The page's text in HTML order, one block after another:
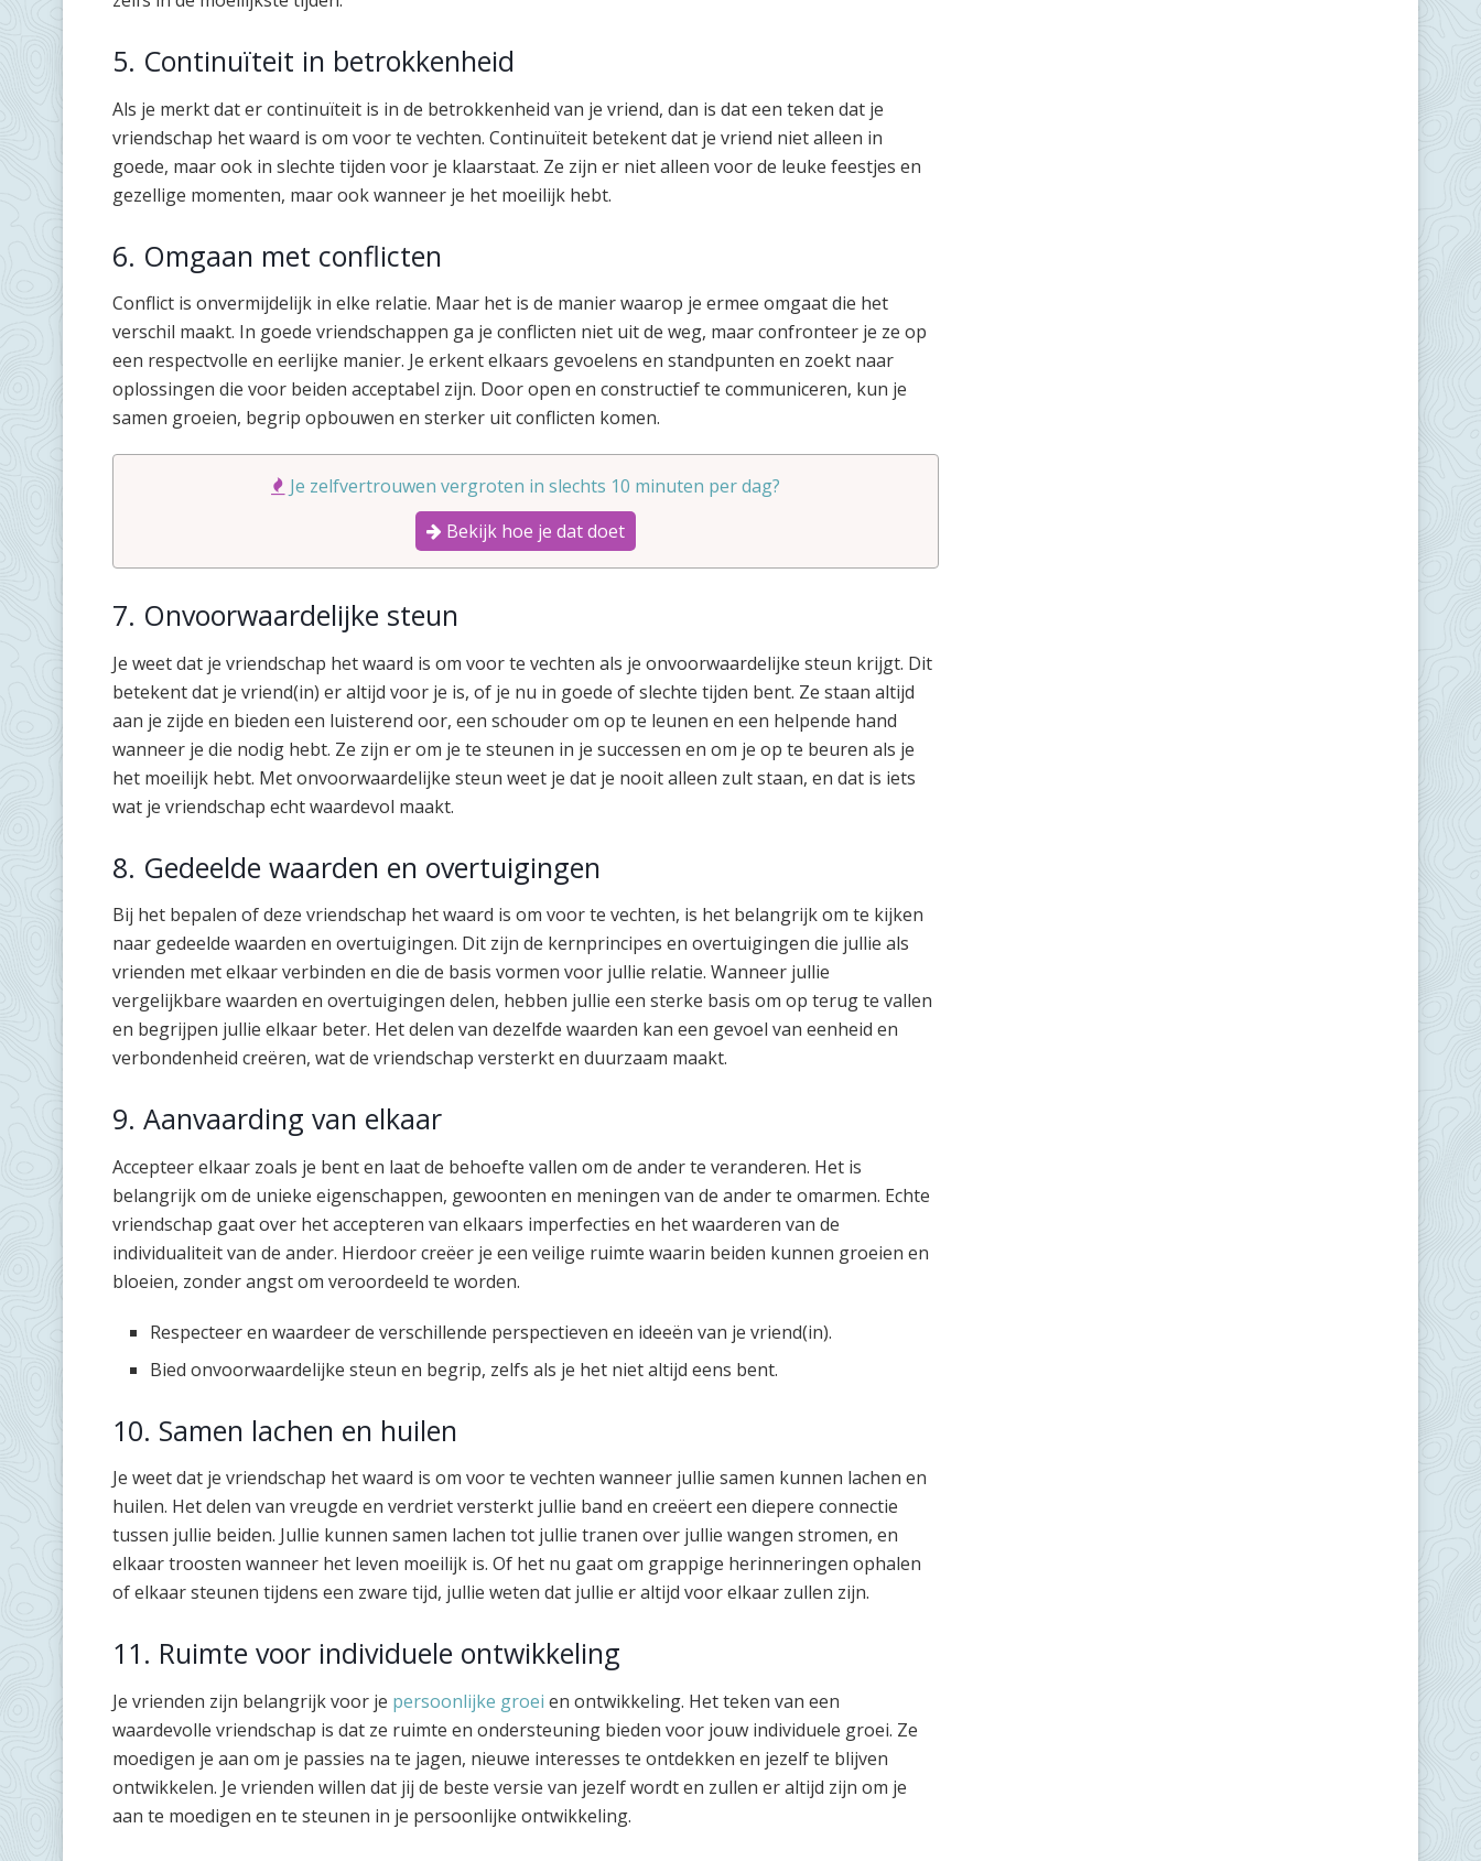
5. Continuïteit in betrokkenheid
Als je merkt dat er continuïteit is in de betrokkenheid van je vriend, dan is dat een teken dat je
vriendschap het waard is om voor te vechten. Continuïteit betekent dat je vriend niet alleen in
goede, maar ook in slechte tijden voor je klaarstaat. Ze zijn er niet alleen voor de leuke feestjes en
gezellige momenten, maar ook wanneer je het moeilijk hebt.
6. Omgaan met conflicten
Conflict is onvermijdelijk in elke relatie. Maar het is de manier waarop je ermee omgaat die het
verschil maakt. In goede vriendschappen ga je conflicten niet uit de weg, maar confronteer je ze op
een respectvolle en eerlijke manier. Je erkent elkaars gevoelens en standpunten en zoekt naar
oplossingen die voor beiden acceptabel zijn. Door open en constructief te communiceren, kun je
samen groeien, begrip opbouwen en sterker uit conflicten komen.
Je zelfvertrouwen vergroten in slechts 10 minuten per dag?
Bekijk hoe je dat doet
7. Onvoorwaardelijke steun
Je weet dat je vriendschap het waard is om voor te vechten als je onvoorwaardelijke steun krijgt. Dit
betekent dat je vriend(in) er altijd voor je is, of je nu in goede of slechte tijden bent. Ze staan altijd
aan je zijde en bieden een luisterend oor, een schouder om op te leunen en een helpende hand
wanneer je die nodig hebt. Ze zijn er om je te steunen in je successen en om je op te beuren als je
het moeilijk hebt. Met onvoorwaardelijke steun weet je dat je nooit alleen zult staan, en dat is iets
wat je vriendschap echt waardevol maakt.
8. Gedeelde waarden en overtuigingen
Bij het bepalen of deze vriendschap het waard is om voor te vechten, is het belangrijk om te kijken
naar gedeelde waarden en overtuigingen. Dit zijn de kernprincipes en overtuigingen die jullie als
vrienden met elkaar verbinden en die de basis vormen voor jullie relatie. Wanneer jullie
vergelijkbare waarden en overtuigingen delen, hebben jullie een sterke basis om op terug te vallen
en begrijpen jullie elkaar beter. Het delen van dezelfde waarden kan een gevoel van eenheid en
verbondenheid creëren, wat de vriendschap versterkt en duurzaam maakt.
9. Aanvaarding van elkaar
Accepteer elkaar zoals je bent en laat de behoefte vallen om de ander te veranderen. Het is
belangrijk om de unieke eigenschappen, gewoonten en meningen van de ander te omarmen. Echte
vriendschap gaat over het accepteren van elkaars imperfecties en het waarderen van de
individualiteit van de ander. Hierdoor creëer je een veilige ruimte waarin beiden kunnen groeien en
bloeien, zonder angst om veroordeeld te worden.
Respecteer en waardeer de verschillende perspectieven en ideeën van je vriend(in).
Bied onvoorwaardelijke steun en begrip, zelfs als je het niet altijd eens bent.
10. Samen lachen en huilen
Je weet dat je vriendschap het waard is om voor te vechten wanneer jullie samen kunnen lachen en
huilen. Het delen van vreugde en verdriet versterkt jullie band en creëert een diepere connectie
tussen jullie beiden. Jullie kunnen samen lachen tot jullie tranen over jullie wangen stromen, en
elkaar troosten wanneer het leven moeilijk is. Of het nu gaat om grappige herinneringen ophalen
of elkaar steunen tijdens een zware tijd, jullie weten dat jullie er altijd voor elkaar zullen zijn.
11. Ruimte voor individuele ontwikkeling
Je vrienden zijn belangrijk voor je persoonlijke groei en ontwikkeling. Het teken van een
waardevolle vriendschap is dat ze ruimte en ondersteuning bieden voor jouw individuele groei. Ze
moedigen je aan om je passies na te jagen, nieuwe interesses te ontdekken en jezelf te blijven
ontwikkelen. Je vrienden willen dat jij de beste versie van jezelf wordt en zullen er altijd zijn om je
aan te moedigen en te steunen in je persoonlijke ontwikkeling.